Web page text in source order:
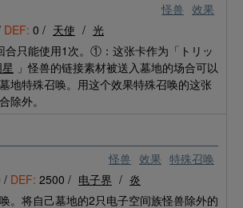
怪兽 效果
DEF: 0 / 天使 / 光
合只能使用1次。①：这张卡作为「トリッ
」怪兽的链接素材被送入墓地的场合可以
地特殊召唤。用这个效果特殊召唤的这张
除外。
怪兽 效果 特殊召唤
/ DEF: 2500 / 电子界 / 炎
。将自己墓地的2只电子空间族怪兽除外的